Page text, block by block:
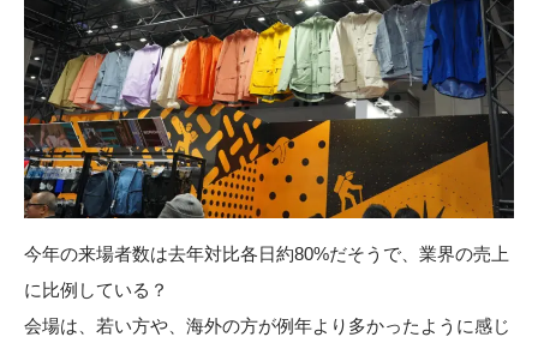
今年の来場者数は去年対比各日約80%だそうで、業界の売上
に比例している？
会場は、若い方や、海外の方が例年より多かったように感じ